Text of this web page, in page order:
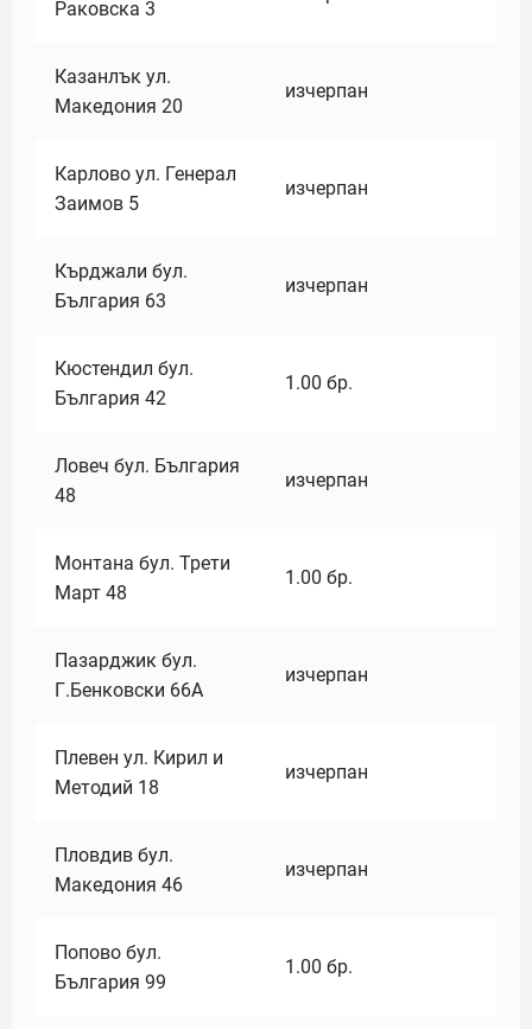
Раковска 3
Казанлък ул.
Македония 20
изчерпан
Карлово ул. Генерал
Заимов 5
изчерпан
Кърджали бул.
България 63
изчерпан
Кюстендил бул.
България 42
1.00 бр.
Ловеч бул. България
48
изчерпан
Монтана бул. Трети
Март 48
1.00 бр.
Пазарджик бул.
Г.Бенковски 66А
изчерпан
Плевен ул. Кирил и
Методий 18
изчерпан
Пловдив бул.
Македония 46
изчерпан
Попово бул.
България 99
1.00 бр.